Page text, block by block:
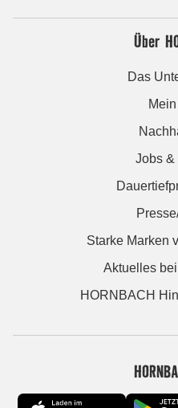
Über
Das
Jobs &
Starke Marken
Aktuelles
HORNBACH